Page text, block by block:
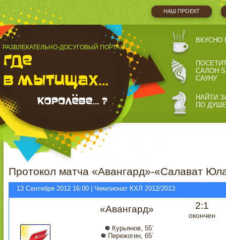
НАШ ПРОЕКТ
РАЗВЛЕКАТЕЛЬНО-ДОСУГОВЫЙ ПОРТАЛ
ВКУСНО
САЛОН
САУНУ
НАЙТИ
ПО ДУШЕ
Протокол матча «Авангард»-«Салават
13 Сентября 2012 16:00 | Чемпионат КХЛ 2012/2013
«Авангард» 2:1
окончен
Курьянов, 55´
Пережогин, 65´